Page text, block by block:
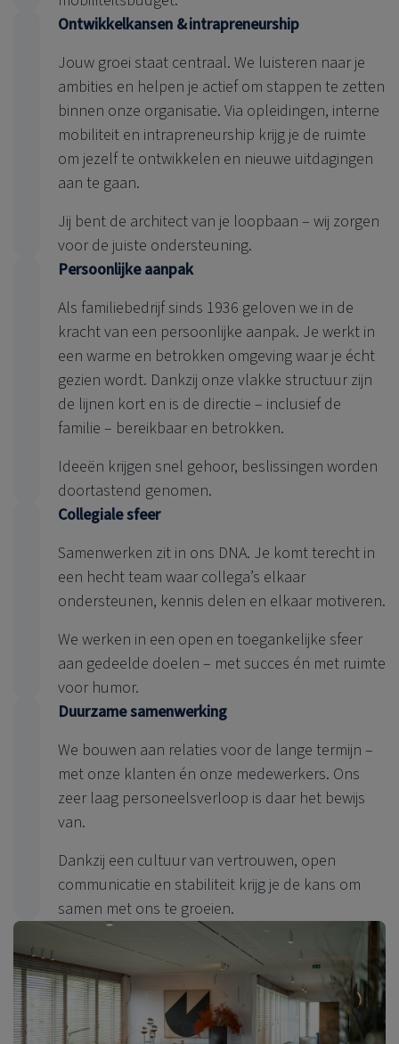
Ontwikkelkansen & intrapreneurship
Jouw groei staat centraal. We luisteren naar je
ambities en helpen je actief om stappen te zetten
binnen onze organisatie. Via opleidingen, interne
mobiliteit en intrapreneurship krijg je de ruimte
om jezelf te ontwikkelen en nieuwe uitdagingen
aan te gaan.
Jij bent de architect van je loopbaan – wij zorgen
voor de juiste ondersteuning.
Persoonlijke aanpak
Als familiebedrijf sinds 1936 geloven we in de
kracht van een persoonlijke aanpak. Je werkt in
een warme en betrokken omgeving waar je écht
gezien wordt. Dankzij onze vlakke structuur zijn
de lijnen kort en is de directie – inclusief de
familie – bereikbaar en betrokken.
Ideeën krijgen snel gehoor, beslissingen worden
doortastend genomen.
Collegiale sfeer
Samenwerken zit in ons DNA. Je komt terecht in
een hecht team waar collega’s elkaar
ondersteunen, kennis delen en elkaar motiveren.
We werken in een open en toegankelijke sfeer
aan gedeelde doelen – met succes én met ruimte
voor humor.
Duurzame samenwerking
We bouwen aan relaties voor de lange termijn –
met onze klanten én onze medewerkers. Ons
zeer laag personeelsverloop is daar het bewijs
van.
Dankzij een cultuur van vertrouwen, open
communicatie en stabiliteit krijg je de kans om
samen met ons te groeien.